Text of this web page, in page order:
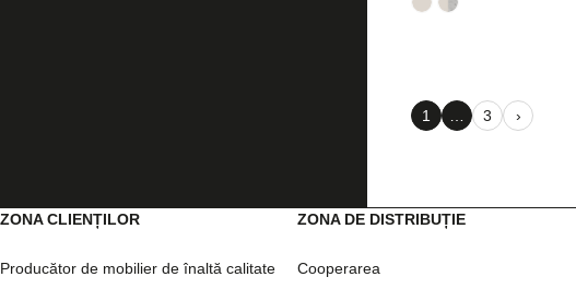
1 3 ›
ZONA CLIENȚILOR
Producător de mobilier de înaltă calitate
ZONA DE DISTRIBUȚIE
Cooperarea